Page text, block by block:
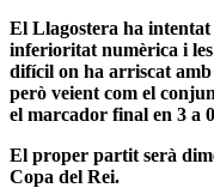
El Llagostera ha
inferioritat numèrica i
difícil on ha arriscat
però veient com el
el marcador final en 3 a
El proper partit serà
Copa del Rei.